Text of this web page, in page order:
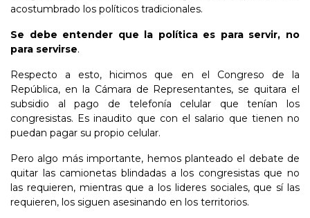
acostumbrado los políticos tradicionales.
Se debe entender que la política es para servir, no
para servirse.
Respecto a esto, hicimos que en el Congreso de la
República, en la Cámara de Representantes, se quitara el
subsidio al pago de telefonía celular que tenían los
congresistas. Es inaudito que con el salario que tienen no
puedan pagar su propio celular.
Pero algo más importante, hemos planteado el debate de
quitar las camionetas blindadas a los congresistas que no
las requieren, mientras que a los lideres sociales, que sí las
requieren, los siguen asesinando en los territorios.